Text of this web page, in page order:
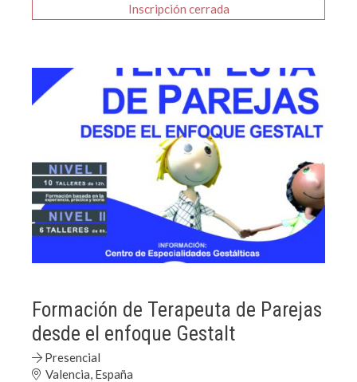
Inscripción
Formación de Terapeuta de Parejas
desde el enfoque Gestalt
Presencial
Valencia, España